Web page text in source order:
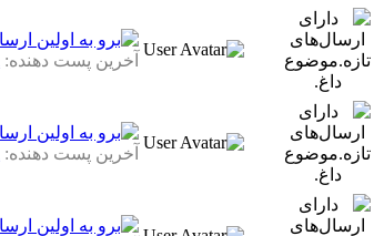
آخرین پست دهنده:
آخرین پست دهنده: